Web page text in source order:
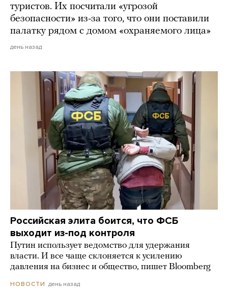
туристов. Их посчитали «угрозой
безопасности» из-за того, что они поставили
палатку рядом с домом «охраняемого лица»
день назад
Российская элита боится, что ФСБ
выходит из-под контроля
Путин использует ведомство для удержания
власти. И все чаще склоняется к усилению
давления на бизнес и общество, пишет Bloomberg
НОВОСТИ день назад